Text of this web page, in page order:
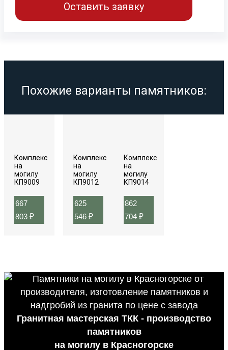
Оставить заявку
Похожие варианты памятников:
Комплекс
на
могилу
КП9009
667
803 ₽
Комплекс
на
могилу
КП9012
625
546 ₽
Комплекс
на
могилу
КП9014
862
704 ₽
Гранитная мастерская ТКК - производство
памятников
на могилу в Красногорске